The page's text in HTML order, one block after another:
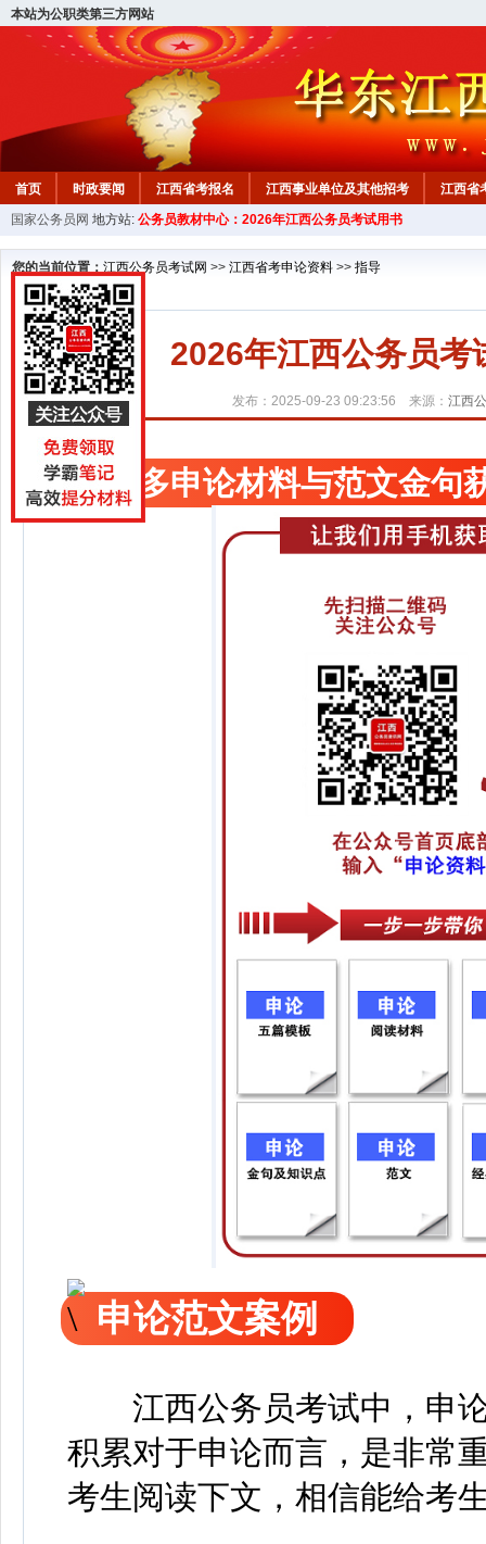
本站为公职类第三方网站
首页 时政要闻 江西省考报名 江西事业单位及其他招考 江西省
教材中心
国家公务员网 地方站: 公务员教材中心：2026年江西公务员考试用书
您的当前位置： 江西公务员考试网 >> 江西省考申论资料 >> 指导
2026年江西公务员
发布：2025-09-23 09:23:56 来源： 江西
更多申论材料与范文金句
申论范文案例
江西公务员考试中，申
积累对于申论而言，是非常
考生阅读下文，相信能给考